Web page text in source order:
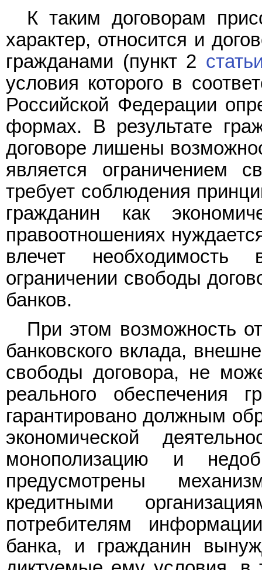
К таким договорам
характер, относится и
гражданами (пункт 2
условия которого в
Российской Федерации
формах. В результате
договоре лишены
является ограничением
требует соблюдения
гражданин как
правоотношениях
влечет необходимость
ограничении свободы
банков.
При этом возможность
банковского вклада,
свободы договора, не
реального обеспечения
гарантировано должным
экономической
монополизацию и
предусмотрены
кредитными
потребителям
банка, и гражданин